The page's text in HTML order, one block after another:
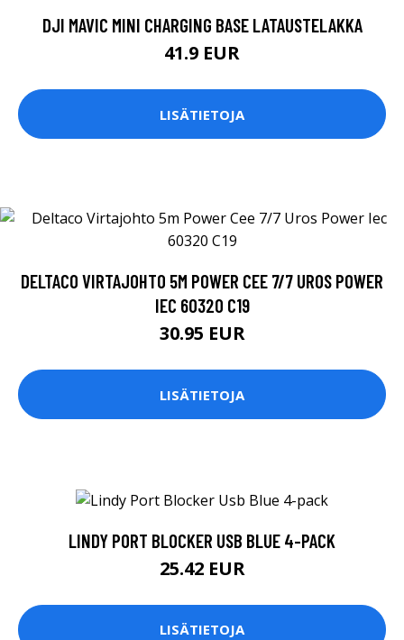
DJI MAVIC MINI CHARGING BASE LATAUSTELAKKA
41.9 EUR
LISÄTIETOJA
DELTACO VIRTAJOHTO 5M POWER CEE 7/7 UROS POWER
IEC 60320 C19
30.95 EUR
LISÄTIETOJA
LINDY PORT BLOCKER USB BLUE 4-PACK
25.42 EUR
LISÄTIETOJA